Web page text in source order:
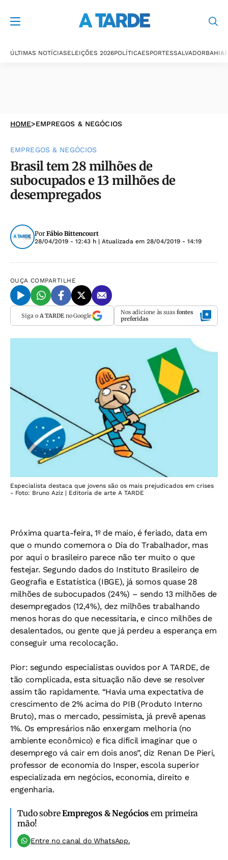
ÚLTIMAS NOTÍCIASELEIÇÕES 2026POLÍTICAESPORTESSALVADORBAHIA
HOME>EMPREGOS & NEGÓCIOS
EMPREGOS & NEGÓCIOS
Brasil tem 28 milhões de
subocupados e 13 milhões de
desempregados
Por Fábio Bittencourt
28/04/2019 - 12:43 h | Atualizada em 28/04/2019 - 14:19
OUÇA COMPARTILHE
Siga o A TARDEno Google Nos adicione às suas fontes
preferidas
Especialista destaca que jovens são os mais prejudicados em crises
- Foto: Bruno Aziz | Editoria de arte A TARDE
Próxima quarta-feira, 1º de maio, é feriado, data em
que o mundo comemora o Dia do Trabalhador, mas
por aqui o brasileiro parece não ter muito o que
festejar. Segundo dados do Instituto Brasileiro de
Geografia e Estatística (IBGE), já somos quase 28
milhões de subocupados (24%) – sendo 13 milhões de
desempregados (12,4%), dez milhões trabalhando
menos horas do que necessitaria, e cinco milhões de
desalentados, ou gente que já perdeu a esperança em
conseguir uma recolocação.
Pior: segundo especialistas ouvidos por A TARDE, de
tão complicada, esta situação não deve se resolver
assim tão rapidamente. “Havia uma expectativa de
crescimento de 2% acima do PIB (Produto Interno
Bruto), mas o mercado, pessimista, já prevê apenas
1%. Os empresários não enxergam melhoria (no
ambiente econômico) e fica difícil imaginar que o
desemprego vá cair em dois anos”, diz Renan De Pieri,
professor de economia do Insper, escola superior
especializada em negócios, economia, direito e
engenharia.
Tudo sobreEmpregos & Negócios em primeira
mão!
Entre no canal do WhatsApp.